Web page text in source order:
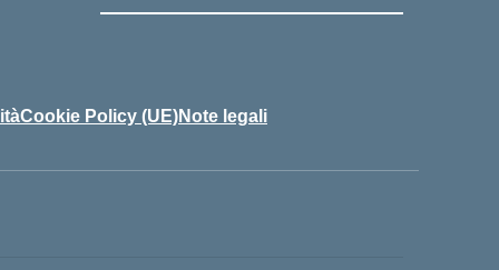
Cookie Policy (UE)Note legali